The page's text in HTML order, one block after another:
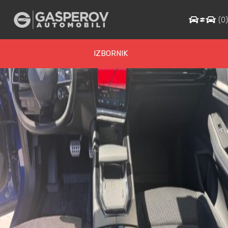
IZBORNIK
(0)